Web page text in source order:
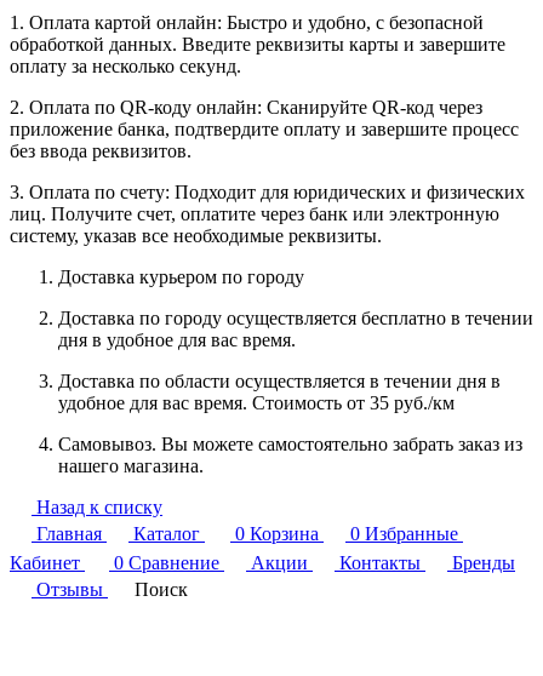
1. Оплата картой онлайн: Быстро и удобно, с безопасной
обработкой данных. Введите реквизиты карты и завершите
оплату за несколько секунд.
2. Оплата по QR-коду онлайн: Сканируйте QR-код через
приложение банка, подтвердите оплату и завершите процесс
без ввода реквизитов.
3. Оплата по счету: Подходит для юридических и физических
лиц. Получите счет, оплатите через банк или электронную
систему, указав все необходимые реквизиты.
Доставка курьером по городу
Доставка по городу осуществляется бесплатно в течении
дня в удобное для вас время.
Доставка по области осуществляется в течении дня в
удобное для вас время. Стоимость от 35 руб./км
Самовывоз. Вы можете самостоятельно забрать заказ из
нашего магазина.
Назад к списку
Главная
Каталог 0 Корзина 0 Избранные
Кабинет
0 Сравнение Акции Контакты
Бренды
Отзывы
Поиск